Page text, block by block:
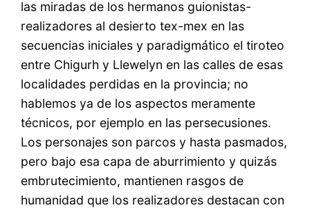
las miradas de los hermanos guionistas-
realizadores al desierto tex-mex en las
secuencias iniciales y paradigmático el tiroteo
entre Chigurh y Llewelyn en las calles de esas
localidades perdidas en la provincia; no
hablemos ya de los aspectos meramente
técnicos, por ejemplo en las persecusiones.
Los personajes son parcos y hasta pasmados,
pero bajo esa capa de aburrimiento y quizás
embrutecimiento, mantienen rasgos de
humanidad que los realizadores destacan con